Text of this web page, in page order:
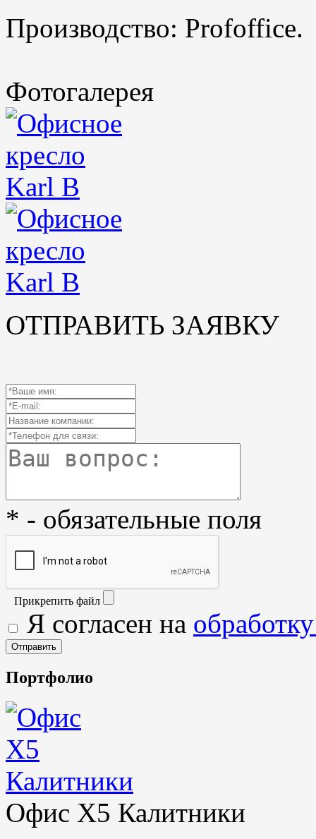
Производство: Profoffice.
Фотогалерея
ОТПРАВИТЬ ЗАЯВКУ
* - обязательные поля
Прикрепить файл
Я согласен на
Портфолио
Офис X5 Калитники